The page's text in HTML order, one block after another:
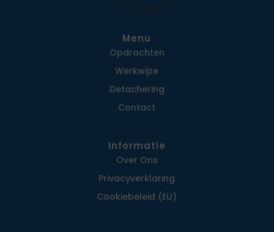
Menu
Opdrachten
Werkwijze
Detachering
Contact
Informatie
Over Ons
Privacy­verklaring
Cookiebeleid (EU)